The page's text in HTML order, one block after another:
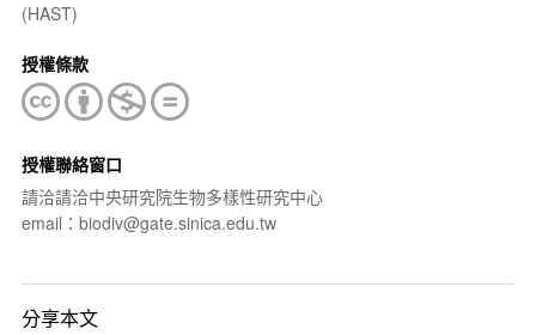
(HAST)
授權條款
授權聯絡窗口
請洽請洽中央研究院生物多樣性研究中心
email：biodiv@gate.sinica.edu.tw
分享本文